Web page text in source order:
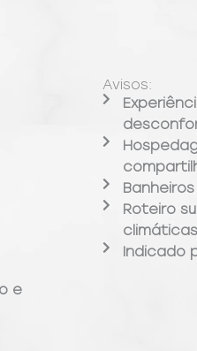
e
Avisos:
Roteiro
climáticas
Indicado